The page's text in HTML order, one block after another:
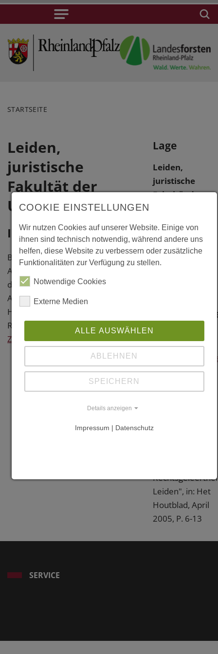
STARTSEITE
Leiden,
juristische
Fakultät der
Universität
Information
Baujahr: 2004
Architekt: Prof. Hans Ruijssenaars,
de architectengroep, NL-
Amsterdam
Holzbau: Heijmans IBC Bouw, NL-
Rosmalen
Zurück
Lage
Leiden,
juristische
Fakultät der
25
NL-2311 ES
Leiden
Links
Leiden", in: Het
Houtblad, April
2005, P. 6-13
SERVICE
COOKIE EINSTELLUNGEN
Wir nutzen Cookies auf unserer Website. Einige von
ihnen sind technisch notwendig, während andere uns
helfen, diese Website zu verbessern oder zusätzliche
Funktionalitäten zur Verfügung zu stellen.
Notwendige Cookies
Externe Medien
ALLE AUSWÄHLEN
ABLEHNEN
SPEICHERN
Details anzeigen
Impressum | Datenschutz